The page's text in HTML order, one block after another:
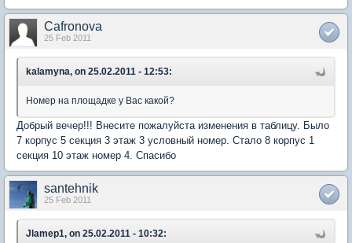
Cafronova
25 Feb 2011
kalamyna, on 25.02.2011 - 12:53:
Номер на площадке у Вас какой?
Добрый вечер!!! Внесите пожалуйста изменения в таблицу. Было
7 корпус 5 секция 3 этаж 3 условный номер. Стало 8 корпус 1
секция 10 этаж номер 4. Спасибо
santehnik
25 Feb 2011
Jlamep1, on 25.02.2011 - 10:32: